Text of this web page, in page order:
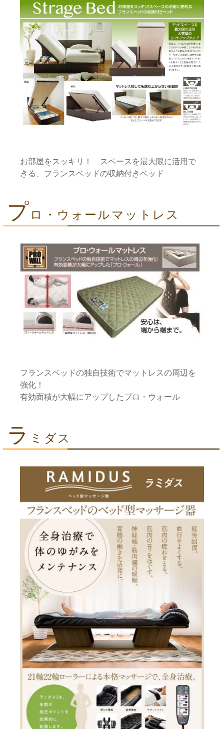
お部屋をスッキリ！ スペースを最大限に活用で
きる、フランスベッドの収納付きベッド
プ ロ・ウォールマットレス
フランスベッドの独自技術でマットレスの周辺を
強化！
有効面積が大幅にアップしたプロ・ウォール
ラ ミダス